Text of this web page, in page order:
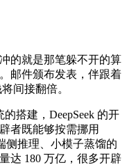
就是那笔躲不开的算
邮件颁布发表，伴跟着
间接翻倍。
搭建，DeepSeek 的开
者既能够按需挪用
侧推理、小模子蒸馏的
达 180 万亿，很多开辟